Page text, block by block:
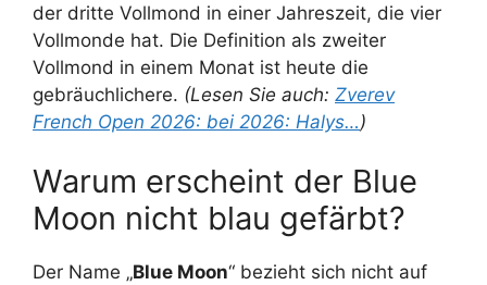
der dritte Vollmond in einer Jahreszeit, die vier
Vollmonde hat. Die Definition als zweiter
Vollmond in einem Monat ist heute die
gebräuchlichere. (Lesen Sie auch: Zverev
French Open 2026: bei 2026: Halys…)
Warum erscheint der Blue
Moon nicht blau gefärbt?
Der Name „Blue Moon“ bezieht sich nicht auf